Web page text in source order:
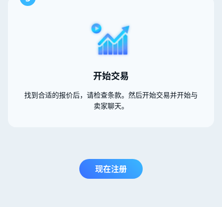
开始交易
找到合适的报价后，请检查条款。然后开始交易并开始与
卖家聊天。
现在注册